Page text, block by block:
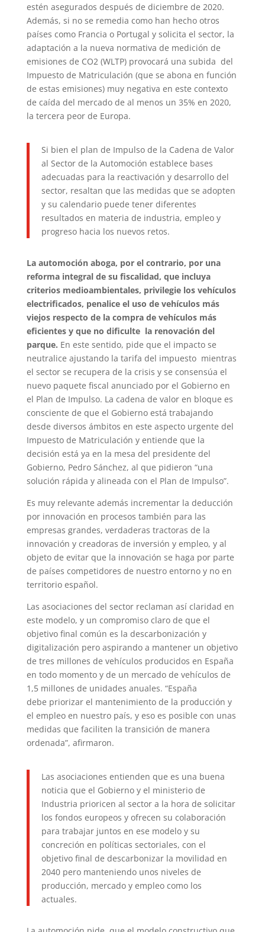
estén asegurados después de diciembre de 2020.
Además, si no se remedia como han hecho otros
países como Francia o Portugal y solicita el sector, la
adaptación a la nueva normativa de medición de
emisiones de CO2 (WLTP) provocará una subida del
Impuesto de Matriculación (que se abona en función
de estas emisiones) muy negativa en este contexto
de caída del mercado de al menos un 35% en 2020,
la tercera peor de Europa.
Si bien el plan de Impulso de la Cadena de Valor
al Sector de la Automoción establece bases
adecuadas para la reactivación y desarrollo del
sector, resaltan que las medidas que se adopten
y su calendario puede tener diferentes
resultados en materia de industria, empleo y
progreso hacia los nuevos retos.
La automoción aboga, por el contrario, por una
reforma integral de su fiscalidad, que incluya
criterios medioambientales, privilegie los vehículos
electrificados, penalice el uso de vehículos más
viejos respecto de la compra de vehículos más
eficientes y que no dificulte la renovación del
parque. En este sentido, pide que el impacto se
neutralice ajustando la tarifa del impuesto mientras
el sector se recupera de la crisis y se consensúa el
nuevo paquete fiscal anunciado por el Gobierno en
el Plan de Impulso. La cadena de valor en bloque es
consciente de que el Gobierno está trabajando
desde diversos ámbitos en este aspecto urgente del
Impuesto de Matriculación y entiende que la
decisión está ya en la mesa del presidente del
Gobierno, Pedro Sánchez, al que pidieron “una
solución rápida y alineada con el Plan de Impulso”.
Es muy relevante además incrementar la deducción
por innovación en procesos también para las
empresas grandes, verdaderas tractoras de la
innovación y creadoras de inversión y empleo, y al
objeto de evitar que la innovación se haga por parte
de países competidores de nuestro entorno y no en
territorio español.
Las asociaciones del sector reclaman así claridad en
este modelo, y un compromiso claro de que el
objetivo final común es la descarbonización y
digitalización pero aspirando a mantener un objetivo
de tres millones de vehículos producidos en España
en todo momento y de un mercado de vehículos de
1,5 millones de unidades anuales. “España
debe priorizar el mantenimiento de la producción y
el empleo en nuestro país, y eso es posible con unas
medidas que faciliten la transición de manera
ordenada”, afirmaron.
Las asociaciones entienden que es una buena
noticia que el Gobierno y el ministerio de
Industria prioricen al sector a la hora de solicitar
los fondos europeos y ofrecen su colaboración
para trabajar juntos en ese modelo y su
concreción en políticas sectoriales, con el
objetivo final de descarbonizar la movilidad en
2040 pero manteniendo unos niveles de
producción, mercado y empleo como los
actuales.